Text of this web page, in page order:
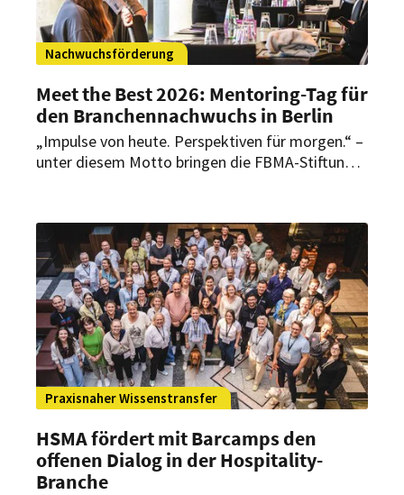
Nachwuchsförderung
Meet the Best 2026: Mentoring-Tag für
den Branchennachwuchs in Berlin
„Impulse von heute. Perspektiven für morgen.“ –
unter diesem Motto bringen die FBMA-Stiftung
„Meet the Best“ in Berlin stehen persönliche
Gespräche über Karrierewege, Entscheidungen,
Erfolge und Rückschläge im Mittelpunkt.
Praxisnaher Wissenstransfer
HSMA fördert mit Barcamps den
offenen Dialog in der Hospitality-
Branche